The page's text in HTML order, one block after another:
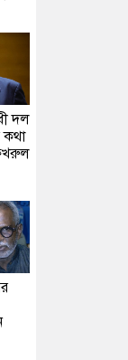
দল
কথা